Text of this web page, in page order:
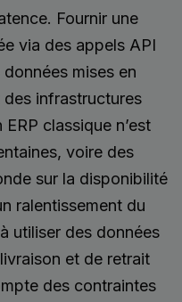
Fournir une
via des appels API
mises en
infrastructures
classique n’est
voire des
sur la disponibilité
ralentissement du
utiliser des données
et de retrait
des contraintes